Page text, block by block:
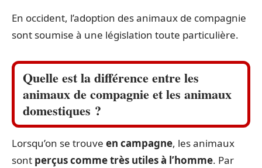
En occident, l’adoption des animaux de compagnie
sont soumise à une législation toute particulière.
Quelle est la différence entre les
animaux de compagnie et les animaux
domestiques ?
Lorsqu’on se trouve en campagne, les animaux
sont perçus comme très utiles à l’homme. Par